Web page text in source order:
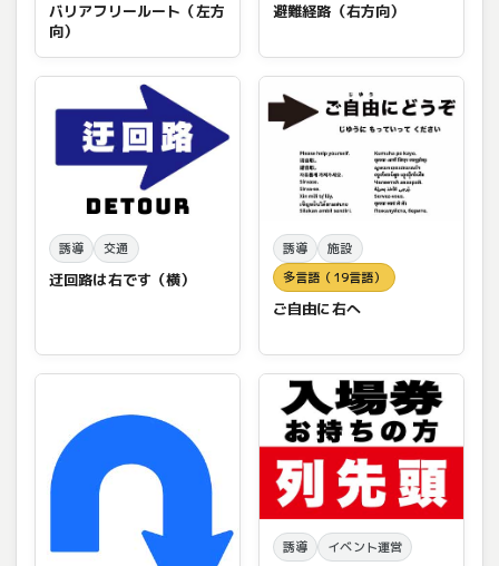
バリアフリールート（左方
向）
避難経路（右方向）
誘導 交通
迂回路は右です（横）
誘導
施設
多言語（19言語）
ご自由に右へ
誘導 イベント運営